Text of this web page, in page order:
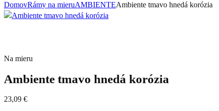
DomovRámy na mieruAMBIENTEAmbiente tmavo hnedá korózia
Na mieru
Ambiente tmavo hnedá korózia
23,09 €